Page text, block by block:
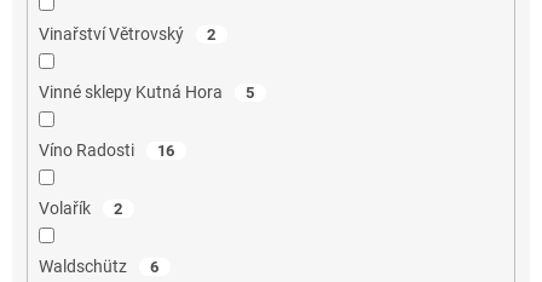
Vinařství Větrovský 2
Vinné sklepy Kutná Hora 5
Víno Radosti 16
Volařík 2
Waldschütz 6